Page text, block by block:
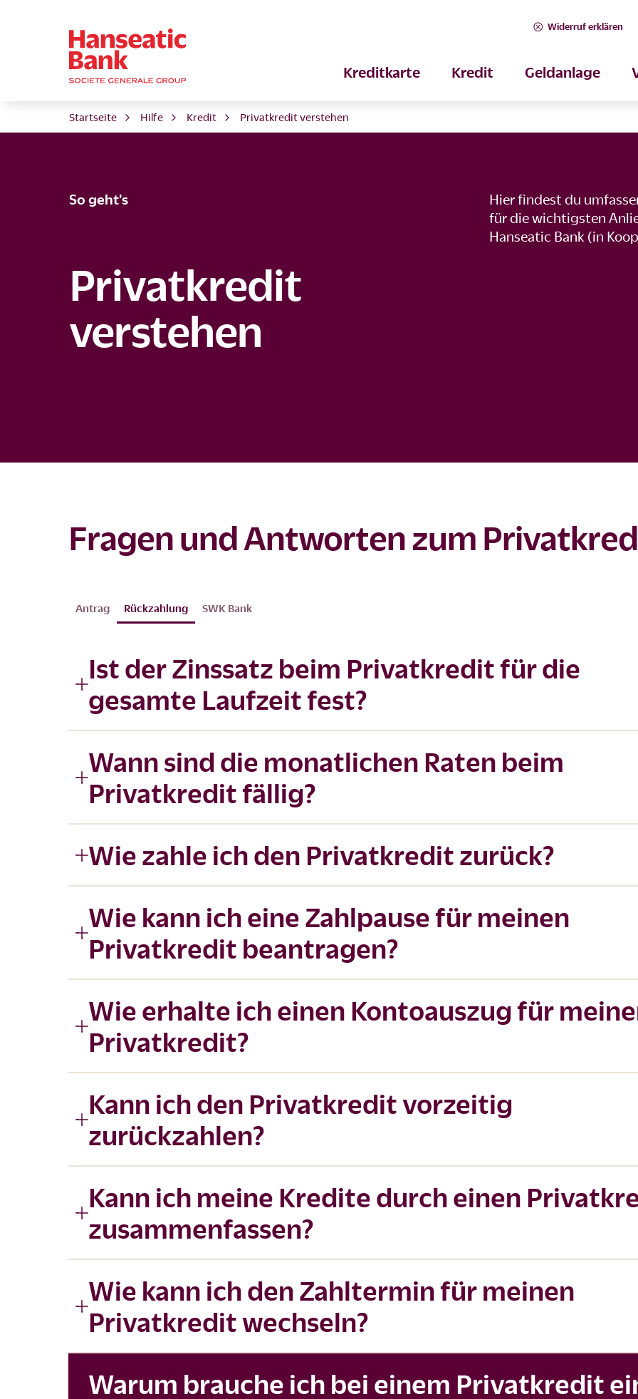
Widerruf erklären
Kreditkarte Kredit Geldanlage
Startseite Hilfe Kredit Privatkredit verstehen
So geht's
Privatkredit
verstehen
Hier findest du
für die wichtigsten
Hanseatic Bank (in
Fragen und Antworten zum
Antrag Rückzahlung SWK Bank
Ist der Zinssatz beim Privatkredit für die
gesamte Laufzeit fest?
Wann sind die monatlichen Raten beim
Privatkredit fällig?
Wie zahle ich den Privatkredit zurück?
Wie kann ich eine Zahlpause für meinen
Privatkredit beantragen?
Wie erhalte ich einen Kontoauszug für
Privatkredit?
Kann ich den Privatkredit vorzeitig
zurückzahlen?
Kann ich meine Kredite durch einen
zusammenfassen?
Wie kann ich den Zahltermin für meinen
Privatkredit wechseln?
Warum brauche ich bei einem Privatkredit